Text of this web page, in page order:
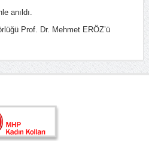
anıldı.
Prof. Dr. Mehmet ERÖZ’ü